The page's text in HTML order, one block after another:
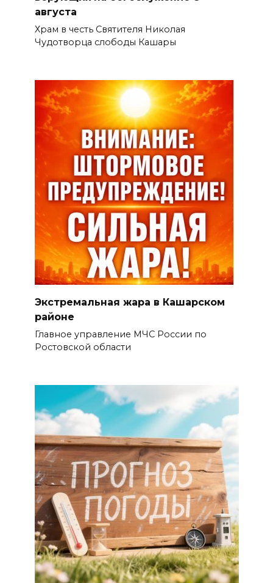
августа
Храм в честь Святителя Николая
Чудотворца слободы Кашары
Экстремальная жара в Кашарском
районе
Главное управление МЧС России по
Ростовской области